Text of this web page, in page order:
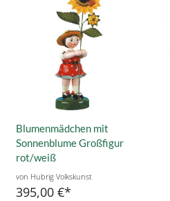
Blumenmädchen mit
Sonnenblume Großfigur
rot/weiß
von Hubrig Volkskunst
395,00 €